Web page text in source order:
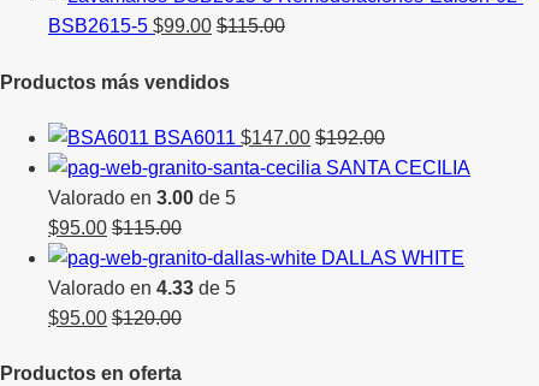
BSB2615-5 $99.00 $115.00
Productos más vendidos
BSA6011 $147.00 $192.00
SANTA CECILIA
Valorado en 3.00 de 5
$95.00 $115.00
DALLAS WHITE
Valorado en 4.33 de 5
$95.00 $120.00
Productos en oferta